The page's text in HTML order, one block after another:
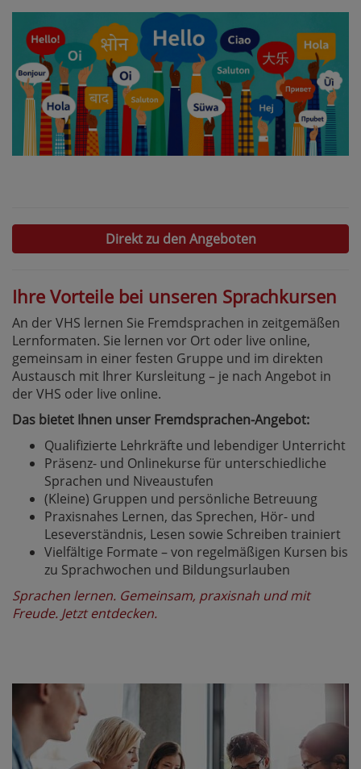
Direkt zu den Angeboten
Ihre Vorteile bei unseren Sprachkursen
An der VHS lernen Sie Fremdsprachen in zeitgemäßen
Lernformaten. Sie lernen vor Ort oder live online,
gemeinsam in einer festen Gruppe und im direkten
Austausch mit Ihrer Kursleitung – je nach Angebot in
der VHS oder live online.
Das bietet Ihnen unser Fremdsprachen-Angebot:
Qualifizierte Lehrkräfte und lebendiger Unterricht
Präsenz- und Onlinekurse für unterschiedliche
Sprachen und Niveaustufen
(Kleine) Gruppen und persönliche Betreuung
Praxisnahes Lernen, das Sprechen, Hör- und
Leseverständnis, Lesen sowie Schreiben trainiert
Vielfältige Formate – von regelmäßigen Kursen bis
zu Sprachwochen und Bildungsurlauben
Sprachen lernen. Gemeinsam, praxisnah und mit
Freude. Jetzt entdecken.